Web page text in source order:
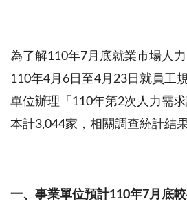
為了解110年7月底就業市場人
110年4月 6 日至4月 23 日就員工
單位辦理「 110年第2次人力需
本計3,044家，相關調查統計結
一、事業單位預計110年7月底較